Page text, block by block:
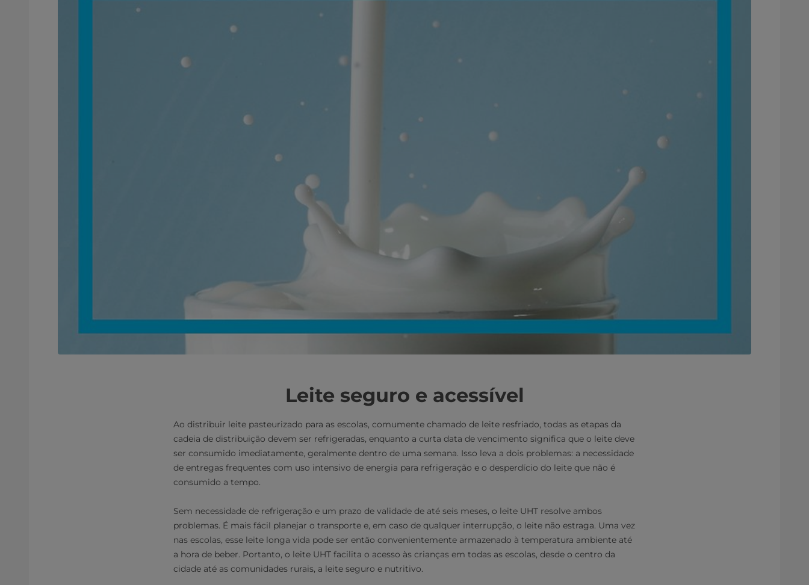
Leite seguro e acessível
Ao distribuir leite pasteurizado para as escolas, comumente chamado de leite resfriado, todas as etapas da
cadeia de distribuição devem ser refrigeradas, enquanto a curta data de vencimento significa que o leite deve
ser consumido imediatamente, geralmente dentro de uma semana. Isso leva a dois problemas: a necessidade
de entregas frequentes com uso intensivo de energia para refrigeração e o desperdício do leite que não é
consumido a tempo.
Sem necessidade de refrigeração e um prazo de validade de até seis meses, o leite UHT resolve ambos
problemas. É mais fácil planejar o transporte e, em caso de qualquer interrupção, o leite não estraga. Uma vez
nas escolas, esse leite longa vida pode ser então convenientemente armazenado à temperatura ambiente até
a hora de beber. Portanto, o leite UHT facilita o acesso às crianças em todas as escolas, desde o centro da
cidade até as comunidades rurais, a leite seguro e nutritivo.